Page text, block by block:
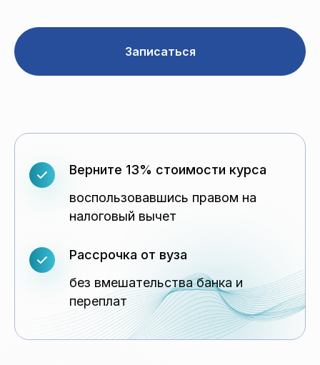
Записаться
Верните 13% стоимости курса
воспользовавшись правом на
налоговый вычет
Рассрочка от вуза
без вмешательства банка и
переплат